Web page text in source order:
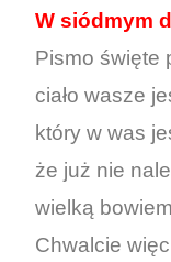
W siódmym
Pismo święte
ciało wasze
który w was
że już nie
wielką
Chwalcie